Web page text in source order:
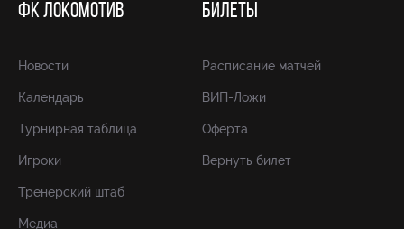
ФК ЛОКОМОТИВ
Новости
Календарь
Турнирная таблица
Игроки
Тренерский штаб
Медиа
БИЛЕТЫ
Расписание матчей
ВИП-Ложи
Оферта
Вернуть билет